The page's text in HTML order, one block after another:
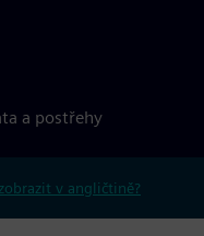
a postřehy
v angličtině?